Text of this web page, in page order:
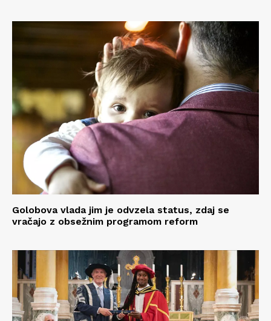
Golobova vlada jim je odvzela status, zdaj se
vračajo z obsežnim programom reform